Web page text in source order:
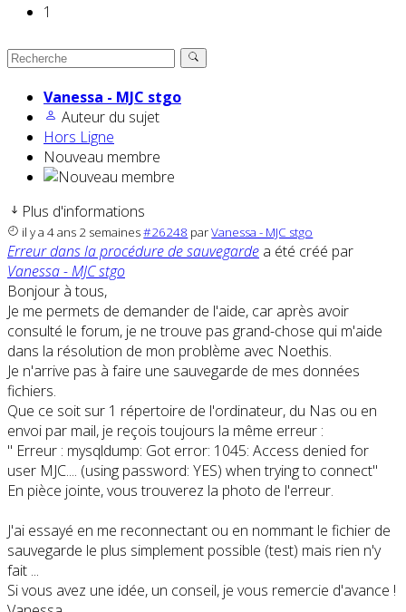
1
Vanessa - MJC stgo
Auteur du sujet
Hors Ligne
Nouveau membre
Plus d'informations
il y a 4 ans 2 semaines#26248 parVanessa - MJC stgo
Erreur dans la procédure de sauvegarde a été créé par
Vanessa - MJC stgo
Bonjour à tous,
Je me permets de demander de l'aide, car après avoir
consulté le forum, je ne trouve pas grand-chose qui m'aide
dans la résolution de mon problème avec Noethis.
Je n'arrive pas à faire une sauvegarde de mes données
fichiers.
Que ce soit sur 1 répertoire de l'ordinateur, du Nas ou en
envoi par mail, je reçois toujours la même erreur :
" Erreur : mysqldump: Got error: 1045: Access denied for
user MJC.... (using password: YES) when trying to connect"
En pièce jointe, vous trouverez la photo de l'erreur.
J'ai essayé en me reconnectant ou en nommant le fichier de
sauvegarde le plus simplement possible (test) mais rien n'y
fait ...
Si vous avez une idée, un conseil, je vous remercie d'avance !